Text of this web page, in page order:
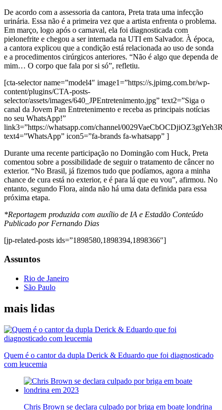
De acordo com a assessoria da cantora, Preta trata uma infecção
urinária. Essa não é a primeira vez que a artista enfrenta o problema.
Em março, logo após o carnaval, ela foi diagnosticada com
pielonefrite e chegou a ser internada na UTI em Salvador. À época,
a cantora explicou que a condição está relacionada ao uso de sonda
e a procedimentos cirúrgicos anteriores. “Não é algo que dependa de
mim… O corpo que fala por si só”, refletiu.
[cta-selector name=”model4″ image1=”https://s.jpimg.com.br/wp-
content/plugins/CTA-posts-
selector/assets/images/640_JPEntretenimento.jpg” text2=”Siga o
canal da Jovem Pan Entretenimento e receba as principais notícias
no seu WhatsApp!”
link3=”https://whatsapp.com/channel/
text4=”WhatsApp” icon5=”fa-brands fa-whatsapp” ]
Durante uma recente participação no Domingão com Huck, Preta
comentou sobre a possibilidade de seguir o tratamento de câncer no
exterior. “No Brasil, já fizemos tudo que podíamos, agora a minha
chance de cura está no exterior, e é para lá que eu vou”, afirmou. No
entanto, segundo Flora, ainda não há uma data definida para essa
próxima etapa.
*Reportagem produzida com auxílio de IA e Estadão Conteúdo
Publicado por Fernando Dias
[jp-related-posts ids=”1898580,1898394,1898366″]
Assuntos
Rio de Janeiro
São Paulo
mais lidas
Quem é o cantor da dupla Derick & Eduardo que foi diagnosticado
com leucemia
Chris Brown se declara culpado por briga em boate londrina